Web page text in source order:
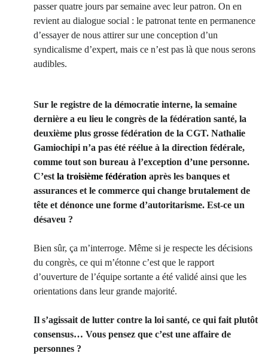
passer quatre jours par semaine avec leur patron. On en
revient au dialogue social : le patronat tente en permanence
d’essayer de nous attirer sur une conception d’un
syndicalisme d’expert, mais ce n’est pas là que nous serons
audibles.
Sur le registre de la démocratie interne, la semaine
dernière a eu lieu le congrès de la fédération santé, la
deuxième plus grosse fédération de la CGT. Nathalie
Gamiochipi n’a pas été réélue à la direction fédérale,
comme tout son bureau à l’exception d’une personne.
C’est la troisième fédération après les banques et
assurances et le commerce qui change brutalement de
tête et dénonce une forme d’autoritarisme. Est-ce un
désaveu ?
Bien sûr, ça m’interroge. Même si je respecte les décisions
du congrès, ce qui m’étonne c’est que le rapport
d’ouverture de l’équipe sortante a été validé ainsi que les
orientations dans leur grande majorité.
Il s’agissait de lutter contre la loi santé, ce qui fait plutôt
consensus… Vous pensez que c’est une affaire de
personnes ?